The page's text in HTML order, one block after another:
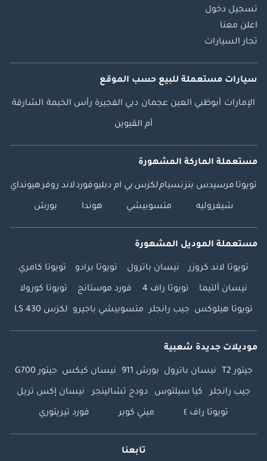
تسجيل دخول
اعلن معنا
تجار السيارات
سيارات مستعملة للبيع حسب الموقع
الإمارات أبوظبي العين عجمان دبي الفجيرة رأس الخيمة الشارقة
أم القيوين
مستعملة الماركة المشهورة
تويوتا مرسيدس بنزنسياملكزس بي ام دبليوفوردلاند روفرهيونداي
شيفروليه متسوبيشي هوندا بورش
مستعملة الموديل المشهورة
تويوتا لاند كروزر نيسان باترول تويوتا برادو تويوتا كامري
نيسان ألتيما تويوتا راف 4 فورد موستانج تويوتا كورولا
تويوتا هيلوكس جيب رانجلر متسوبيشي باجيرو لكزس LS 430
موديلات جديدة شعبية
جيتور T2 نيسان باترول بورش 911 نيسان كيكس جيتور G700
جيب رانجلر كيا سيلتوس دودج تشالينجر نيسان إكس تريل
تويوتا راف ٤ ميني كوبر فورد تيريتوري
تابعنا